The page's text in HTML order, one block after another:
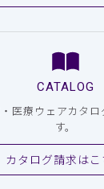
CATALOG
医療ウェアカタ
す。
カタログ請求はこ